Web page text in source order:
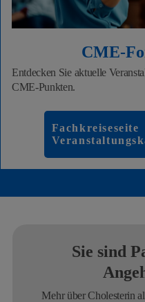
CME-
Entdecken Sie aktuelle
CME-Punkten.
Fachkreiseseite
Sie sind
Mehr über Cholesterin